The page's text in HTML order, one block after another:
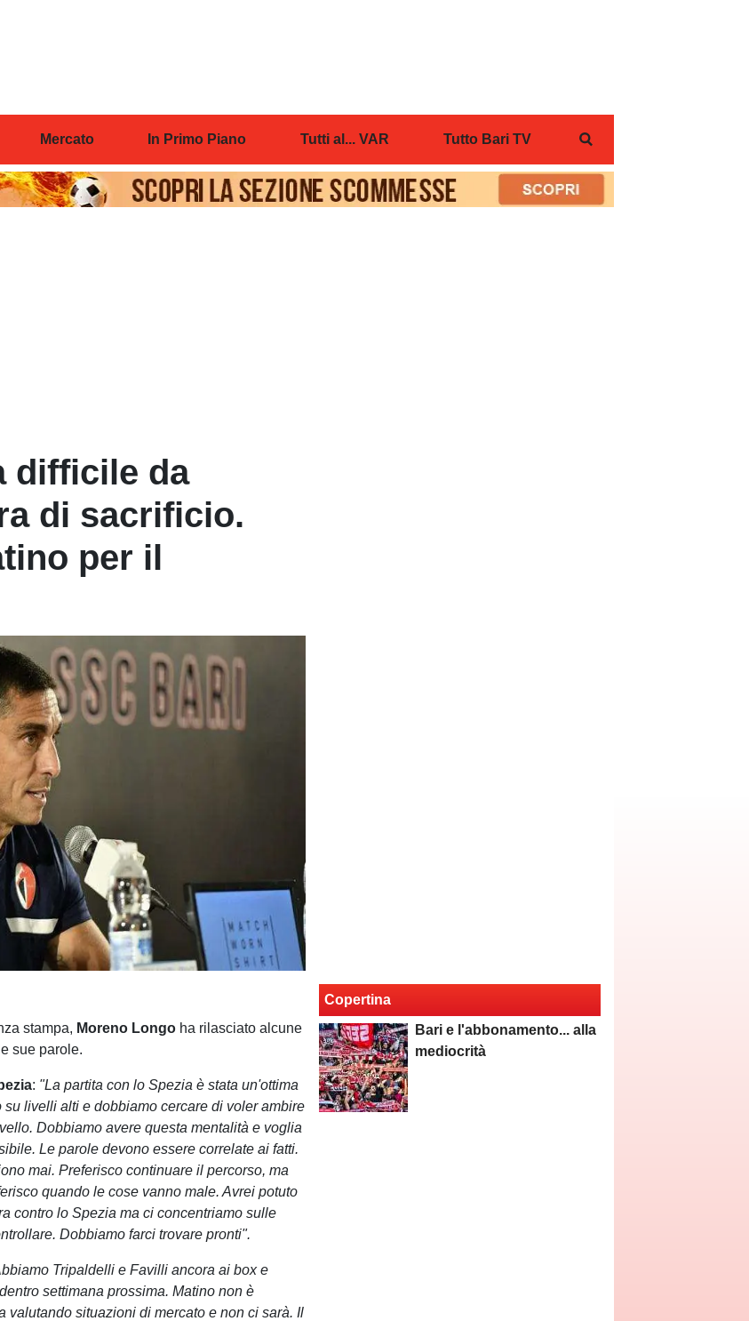
Mercato In Primo Piano Tutti al... VAR Tutto Bari TV
difficile da
di sacrificio.
per il
stampa, Moreno Longo ha rilasciato alcune
sue parole.
: "La partita con lo Spezia è stata un'ottima
su livelli alti e dobbiamo cercare di voler ambire
Dobbiamo avere questa mentalità e voglia
Le parole devono essere correlate ai fatti.
mai. Preferisco continuare il percorso, ma
quando le cose vanno male. Avrei potuto
contro lo Spezia ma ci concentriamo sulle
Dobbiamo farci trovare pronti".
Tripaldelli e Favilli ancora ai box e
settimana prossima. Matino non è
valutando situazioni di mercato e non ci sarà. Il
Copertina
Bari e l'abbonamento... alla
mediocrità